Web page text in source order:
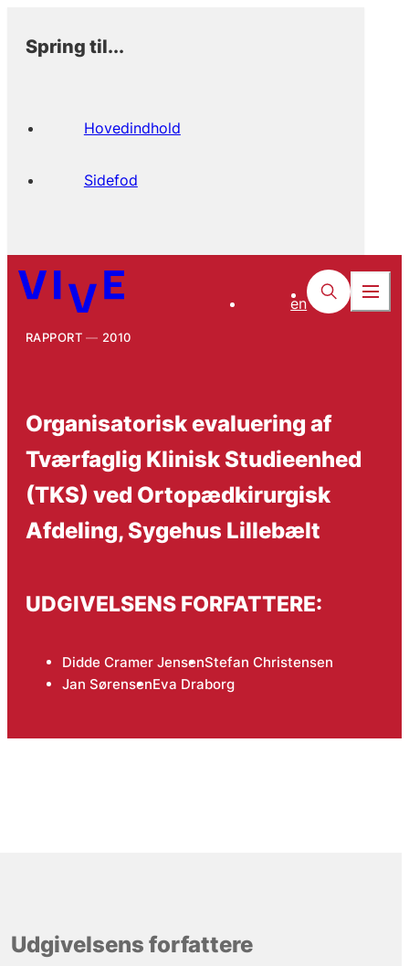
Spring til...
Hovedindhold
Sidefod
en
RAPPORT 2010
Organisatorisk evaluering af
Tværfaglig Klinisk Studieenhed
(TKS) ved Ortopædkirurgisk
Afdeling, Sygehus Lillebælt
UDGIVELSENS FORFATTERE:
Didde Cramer JensenStefan Christensen
Jan SørensenEva Draborg
Udgivelsens forfattere